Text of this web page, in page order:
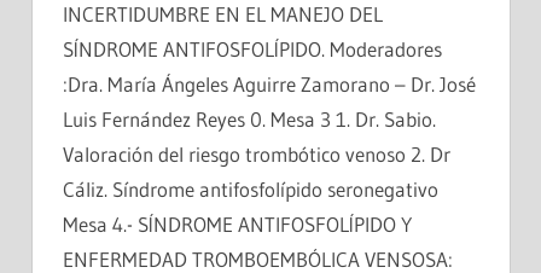
INCERTIDUMBRE EN EL MANEJO DEL
SÍNDROME ANTIFOSFOLÍPIDO. Moderadores
:Dra. María Ángeles Aguirre Zamorano – Dr. José
Luis Fernández Reyes 0. Mesa 3 1. Dr. Sabio.
Valoración del riesgo trombótico venoso 2. Dr
Cáliz. Síndrome antifosfolípido seronegativo
Mesa 4.- SÍNDROME ANTIFOSFOLÍPIDO Y
ENFERMEDAD TROMBOEMBÓLICA VENSOSA: